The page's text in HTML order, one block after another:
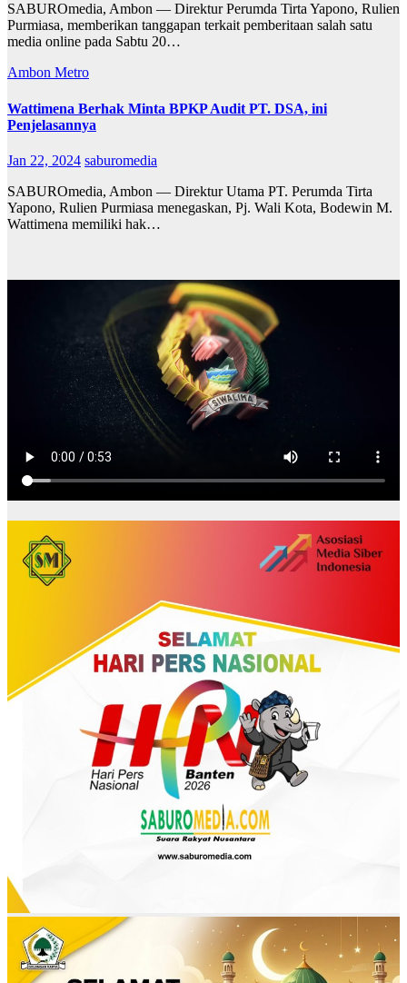
SABUROmedia, Ambon — Direktur Perumda Tirta Yapono, Rulien
Purmiasa, memberikan tanggapan terkait pemberitaan salah satu
media online pada Sabtu 20…
Ambon Metro
Wattimena Berhak Minta BPKP Audit PT. DSA, ini
Penjelasannya
Jan 22, 2024 saburomedia
SABUROmedia, Ambon — Direktur Utama PT. Perumda Tirta
Yapono, Rulien Purmiasa menegaskan, Pj. Wali Kota, Bodewin M.
Wattimena memiliki hak…